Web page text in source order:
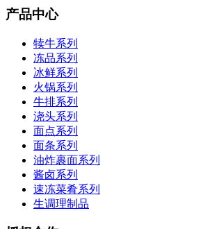
产品中心
犊牛系列
冻品系列
冰鲜系列
火锅系列
牛排系列
浇头系列
面点系列
面条系列
油炸裹面系列
酱卤系列
速冻菜肴系列
生调理制品